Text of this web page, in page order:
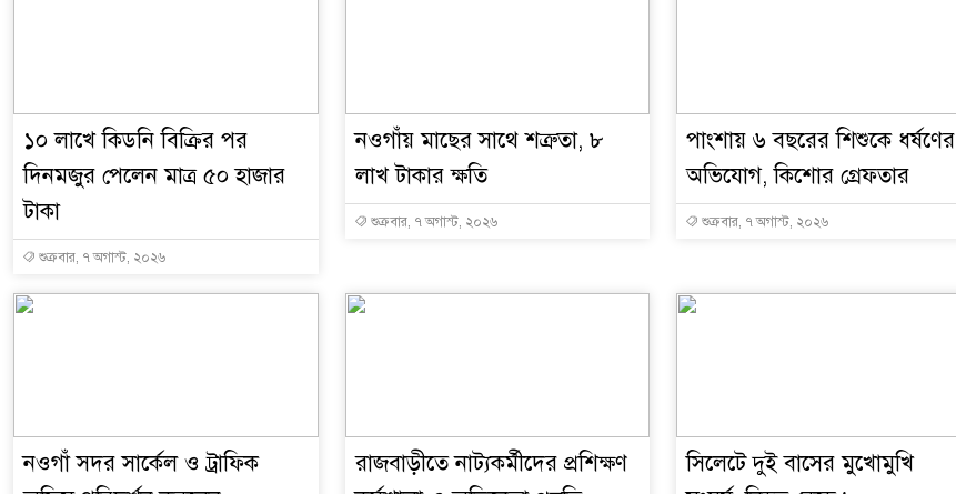
১০ লাখে কিডনি বিক্রির পর
দিনমজুর পেলেন মাত্র ৫০ হাজার
টাকা
শুক্রবার, ৭ অগাস্ট, ২০২৬
নওগাঁয় মাছের সাথে শত্রুতা, ৮
লাখ টাকার ক্ষতি
শুক্রবার, ৭ অগাস্ট, ২০২৬
পাংশায় ৬ বছরের শিশুকে ধর্ষণের
অভিযোগ, কিশোর গ্রেফতার
শুক্রবার, ৭ অগাস্ট, ২০২৬
নওগাঁ সদর সার্কেল ও ট্রাফিক
রাজবাড়ীতে নাট্যকর্মীদের প্রশিক্ষণ
সিলেটে দুই বাসের মুখোমুখি